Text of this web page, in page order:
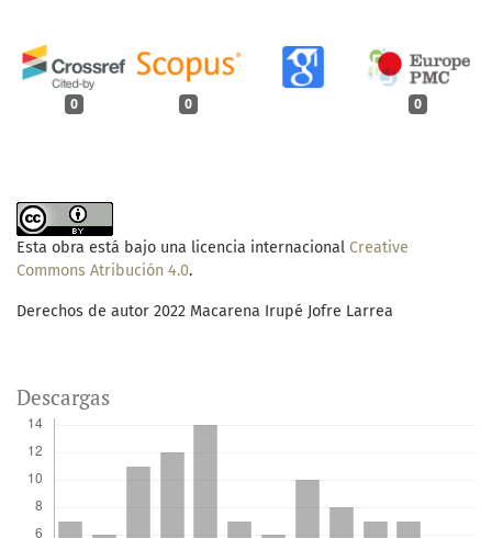
0 0 0
Esta obra está bajo una licencia internacional Creative
Commons Atribución 4.0.
Derechos de autor 2022 Macarena Irupé Jofre Larrea
Descargas